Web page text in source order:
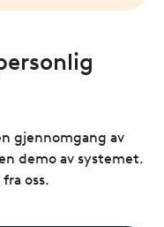
gjennomgang av
demo av systemet.
oss.